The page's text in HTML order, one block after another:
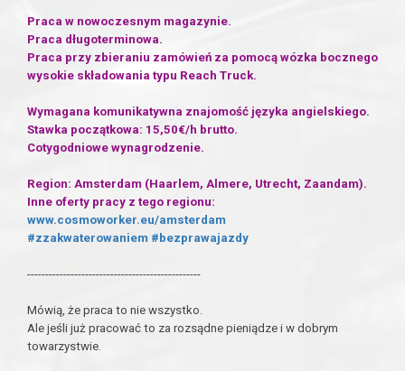
Praca w nowoczesnym magazynie.
Praca długoterminowa.
Praca przy zbieraniu zamówień za pomocą wózka bocznego
wysokie składowania typu Reach Truck.
Wymagana komunikatywna znajomość języka angielskiego.
Stawka początkowa: 15,50€/h brutto.
Cotygodniowe wynagrodzenie.
Region: Amsterdam (Haarlem, Almere, Utrecht, Zaandam).
Inne oferty pracy z tego regionu:
www.cosmoworker.eu/amsterdam
#zzakwaterowaniem #bezprawajazdy
------------------------------------------------
Mówią, że praca to nie wszystko.
Ale jeśli już pracować to za rozsądne pieniądze i w dobrym
towarzystwie.